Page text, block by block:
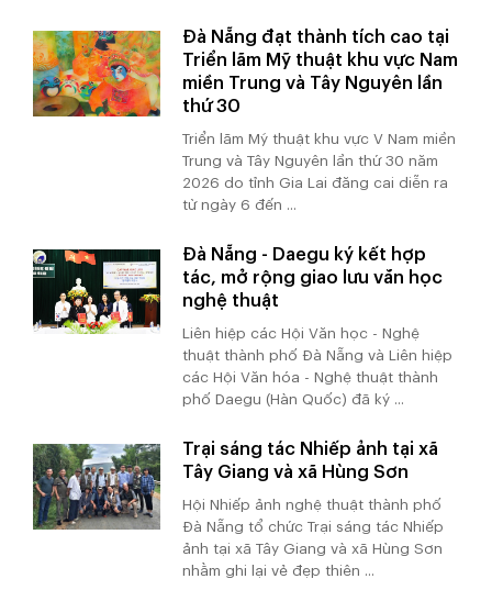
Đà Nẵng đạt thành tích cao tại
Triển lãm Mỹ thuật khu vực Nam
miền Trung và Tây Nguyên lần
thứ 30
Triển lãm Mỹ thuật khu vực V Nam miền
Trung và Tây Nguyên lần thứ 30 năm
2026 do tỉnh Gia Lai đăng cai diễn ra
từ ngày 6 đến ...
Đà Nẵng - Daegu ký kết hợp
tác, mở rộng giao lưu văn học
nghệ thuật
Liên hiệp các Hội Văn học - Nghệ
thuật thành phố Đà Nẵng và Liên hiệp
các Hội Văn hóa - Nghệ thuật thành
phố Daegu (Hàn Quốc) đã ký ...
Trại sáng tác Nhiếp ảnh tại xã
Tây Giang và xã Hùng Sơn
Hội Nhiếp ảnh nghệ thuật thành phố
Đà Nẵng tổ chức Trại sáng tác Nhiếp
ảnh tại xã Tây Giang và xã Hùng Sơn
nhằm ghi lại vẻ đẹp thiên ...